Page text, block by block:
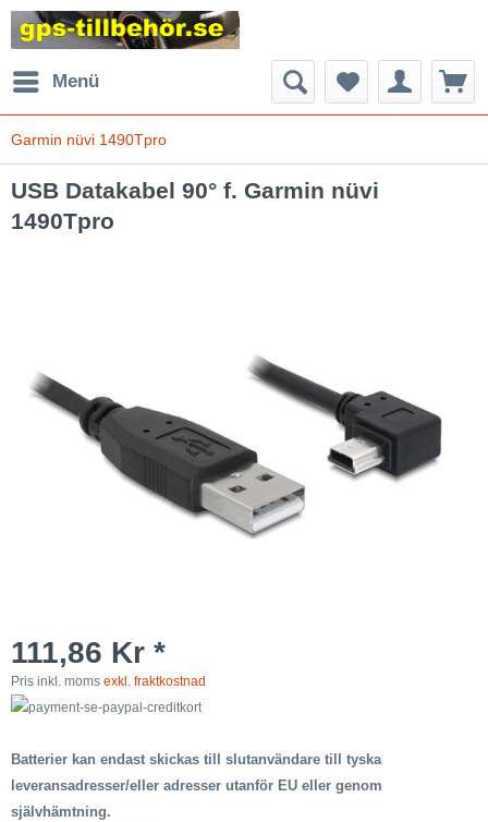
Menü
Garmin nüvi 1490Tpro
USB Datakabel 90° f. Garmin nüvi
1490Tpro
111,86 Kr *
Pris inkl. moms exkl. fraktkostnad
Batterier kan endast skickas till slutanvändare till tyska
leveransadresser/eller adresser utanför EU eller genom
självhämtning.